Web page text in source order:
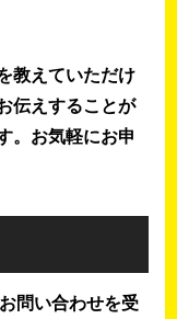
教えていただけ
伝えすることが
。お気軽にお申
問い合わせを受